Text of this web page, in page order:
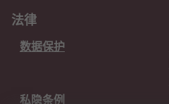
法律
数据保护
私隐条例